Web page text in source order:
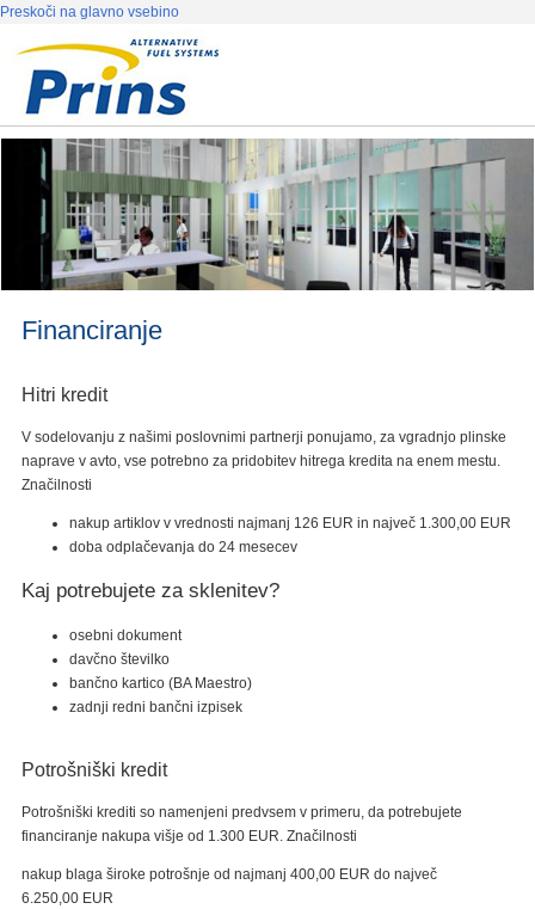
Preskoči na glavno vsebino
Financiranje
Hitri kredit
V sodelovanju z našimi poslovnimi partnerji ponujamo, za vgradnjo plinske
naprave v avto, vse potrebno za pridobitev hitrega kredita na enem mestu.
Značilnosti
nakup artiklov v vrednosti najmanj 126 EUR in največ 1.300,00 EUR
doba odplačevanja do 24 mesecev
Kaj potrebujete za sklenitev?
osebni dokument
davčno številko
bančno kartico (BA Maestro)
zadnji redni bančni izpisek
Potrošniški kredit
Potrošniški krediti so namenjeni predvsem v primeru, da potrebujete
financiranje nakupa višje od 1.300 EUR. Značilnosti
nakup blaga široke potrošnje od najmanj 400,00 EUR do največ
6.250,00 EUR